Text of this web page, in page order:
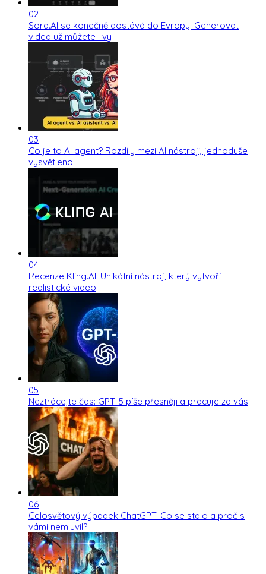
02
Sora.AI se konečně dostává do Evropy! Generovat
videa už můžete i vy
03
Co je to AI agent? Rozdíly mezi AI nástroji, jednoduše
vysvětleno
04
Recenze Kling.AI: Unikátní nástroj, který vytvoří
realistické video
05
Neztrácejte čas: GPT-5 píše přesněji a pracuje za vás
06
Celosvětový výpadek ChatGPT. Co se stalo a proč s
vámi nemluvil?